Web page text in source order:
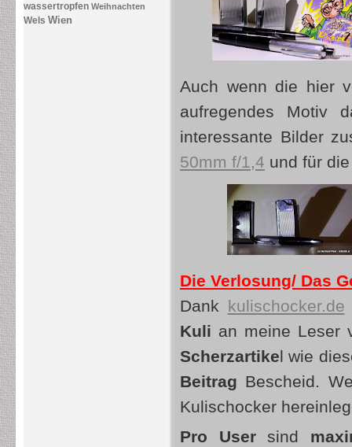
wassertropfen Weihnachten
Wels Wien
Auch wenn die hier
aufregendes Motiv
interessante Bilder
50mm f/1,4 und für
Die Verlosung/ Das
Dank kulischocker.de
Kuli an meine Leser
Scherzartikel wie
Beitrag Bescheid.
Kulischocker
Pro Usersind